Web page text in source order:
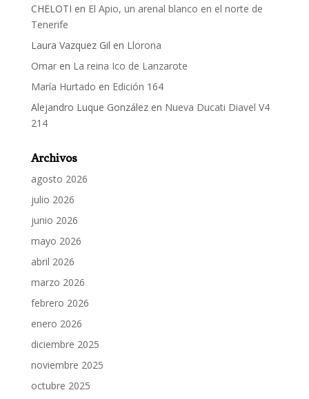
CHELOTI en El Apio, un arenal blanco en el norte de
Tenerife
Laura Vazquez Gil en Llorona
Omaren La reina Ico de Lanzarote
María Hurtado en Edición 164
Alejandro Luque Gonzálezen Nueva Ducati Diavel V4
214
Archivos
agosto 2026
julio 2026
junio 2026
mayo 2026
abril 2026
marzo 2026
febrero 2026
enero 2026
diciembre 2025
noviembre 2025
octubre 2025